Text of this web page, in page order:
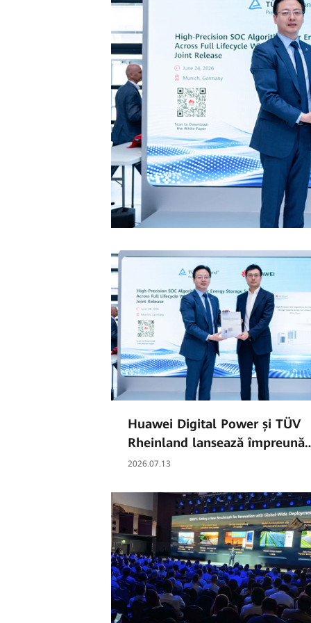
Huawei Digital Power și TÜV
Rheinland lansează împreună
un White Paper privind
pentru sistemele de stocare a
energiei
2026.07.13